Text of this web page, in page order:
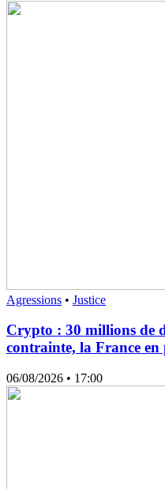
Agressions • Justice
Crypto : 30 millions de
contrainte, la France en
06/08/2026 • 17:00